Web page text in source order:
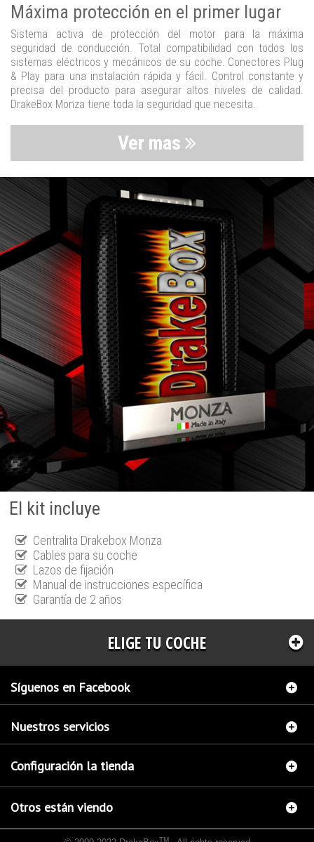
Máxima protección en el primer lugar
Sistema activa de protección del motor para la máxima
seguridad de conducción. Total compatibilidad con todos los
sistemas eléctricos y mecánicos de su coche. Conectores Plug
& Play para una instalación rápida y fácil. Control constante y
precisa del producto para asegurar altos niveles de calidad.
DrakeBox Monza tiene toda la seguridad que necesita.
Ver mas
El kit incluye
Centralita Drakebox Monza
Cables para su coche
Lazos de fijación
Manual de instrucciones específica
Garantía de 2 años
ELIGE TU COCHE
Síguenos en Facebook
Nuestros servicios
Configuración la tienda
Otros están viendo
TM